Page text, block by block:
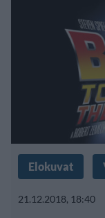
Elokuvat
21.12.2018, 18:40